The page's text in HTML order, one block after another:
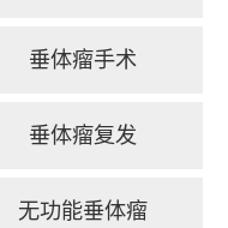
垂体瘤手术
垂体瘤复发
无功能垂体瘤